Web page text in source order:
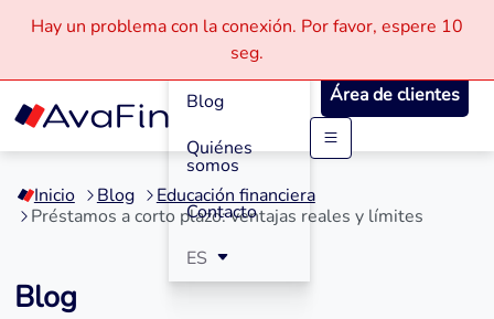
Saltar
contenido
Hay un problema con la conexión. Por favor, espere 10
seg.
Cómo
Funciona
Blog
Quiénes
somos
Contacto
ES
Área de clientes
Inicio Blog
Educación financiera
Préstamos a corto plazo: ventajas reales y límites
Blog